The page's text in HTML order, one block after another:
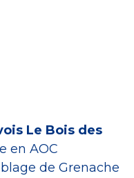
Le Bois des
en AOC
de Grenache